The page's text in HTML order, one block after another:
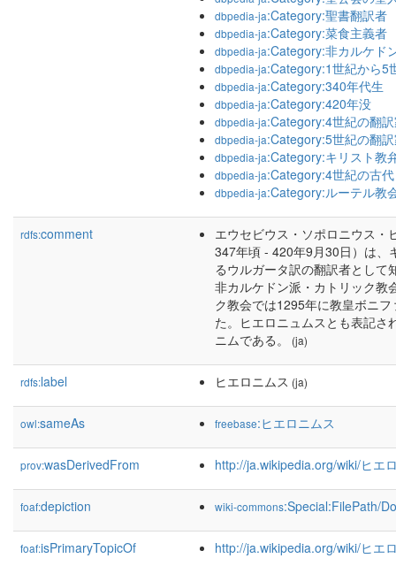
dbpedia-ja:Category:聖書翻訳者
dbpedia-ja:Category:菜食主義者
dbpedia-ja:Category:非カルケド
dbpedia-ja:Category:1世紀から5
dbpedia-ja:Category:340年代生
dbpedia-ja:Category:420年没
dbpedia-ja:Category:4世紀の翻
dbpedia-ja:Category:5世紀の翻
dbpedia-ja:Category:キリスト教
dbpedia-ja:Category:4世紀の古
dbpedia-ja:Category:ルーテル教
rdfs:comment
エウセビウス・ソポロニウス
347年頃 - 420年9月30日）は、
るウルガータ訳の翻訳者として
非カルケドン派・カトリック教
ク教会では1295年に教皇ボニ
た。ヒエロニュムスとも表記さ
ニムである。
(ja)
rdfs:label ヒエロニムス (ja)
owl:sameAs freebase:ヒエロニムス
prov:wasDerivedFrom http://ja.wikipedia.org/wiki/ヒエ
foaf:depiction wiki-commons:Special:FilePath/
foaf:isPrimaryTopicOf http://ja.wikipedia.org/wiki/ヒエ